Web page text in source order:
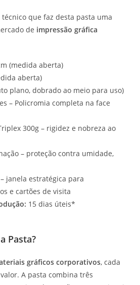
que faz desta pasta uma
de impressão gráfica
(medida aberta)
aberta)
plano, dobrado ao meio para uso)
– Policromia completa na face
300g – rigidez e nobreza ao
– proteção contra umidade,
janela estratégica para
e cartões de visita
15 dias úteis*
Pasta?
gráficos corporativos, cada
A pasta combina três